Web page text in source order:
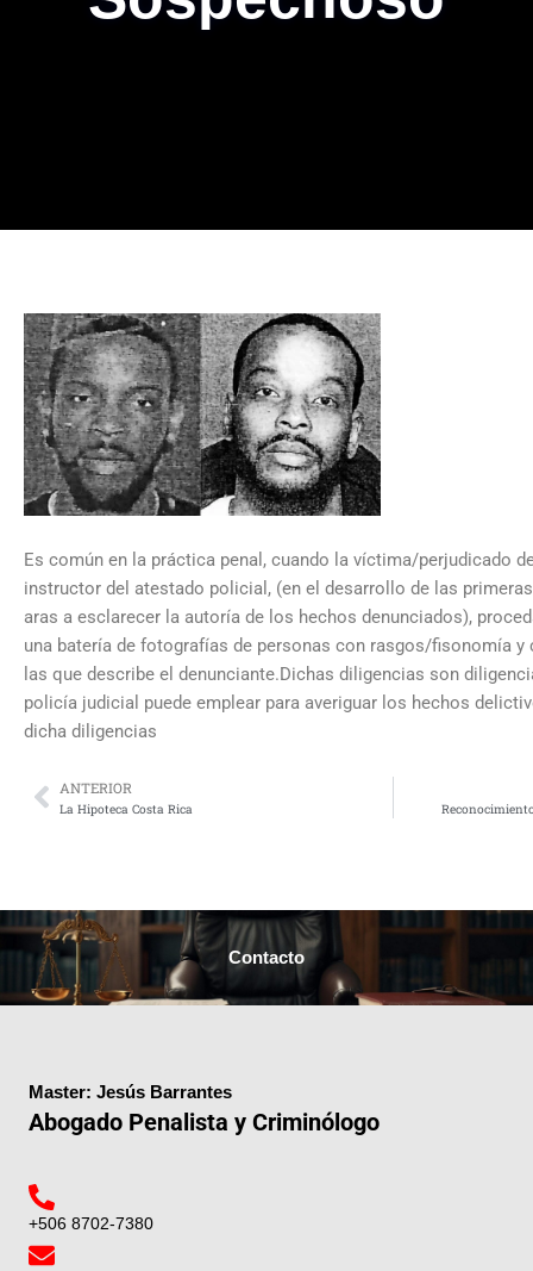
Es común en la práctica penal, cuando la víctima/perjudicado
instructor del atestado policial, (en el desarrollo de las
aras a esclarecer la autoría de los hechos denunciados),
una batería de fotografías de personas con rasgos/fisonomía
las que describe el denunciante.Dichas diligencias son
policía judicial puede emplear para averiguar los hechos
dicha diligencias
Prev
ANTERIOR
La Hipoteca Costa Rica
Contacto
Master: Jesús Barrantes
Abogado Penalista y Criminólogo
+506 8702-7380